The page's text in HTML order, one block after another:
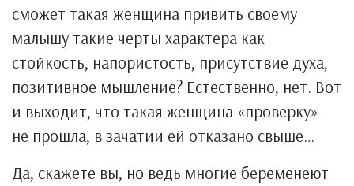
сможет такая женщина привить своему
малышу такие черты характера как
стойкость, напористость, присутствие духа,
позитивное мышление? Естественно, нет. Вот
и выходит, что такая женщина «проверку»
не прошла, в зачатии ей отказано свыше…
Да, скажете вы, но ведь многие беременеют